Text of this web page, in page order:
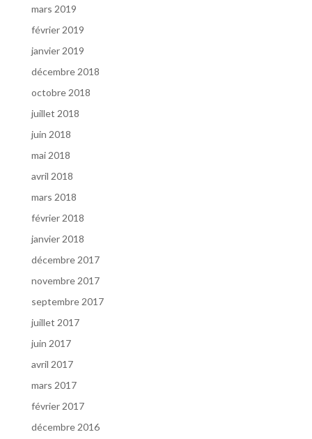
mars 2019
février 2019
janvier 2019
décembre 2018
octobre 2018
juillet 2018
juin 2018
mai 2018
avril 2018
mars 2018
février 2018
janvier 2018
décembre 2017
novembre 2017
septembre 2017
juillet 2017
juin 2017
avril 2017
mars 2017
février 2017
décembre 2016